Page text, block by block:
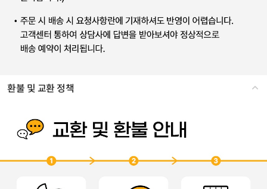
환불 및 교환 정책